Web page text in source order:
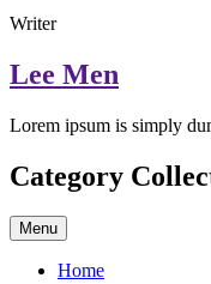
Writer
Lee Men
Lorem ipsum is simply
Category
Menu
Home